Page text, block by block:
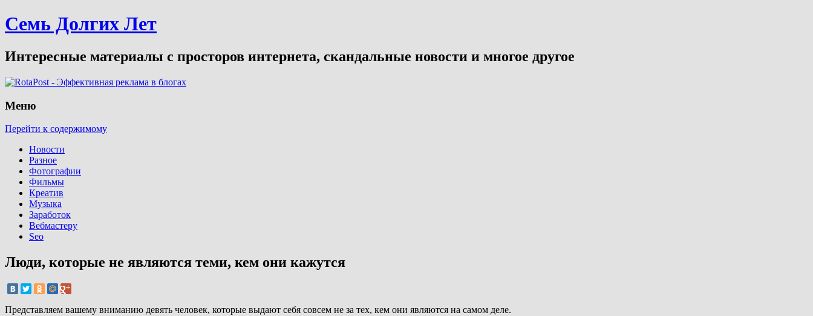
Семь Долгих Лет
Интересные материалы с просторов интернета, скандальные новости и многое другое
Меню
Перейти к содержимому
Новости
Разное
Фотографии
Фильмы
Креатив
Музыка
Заработок
Вебмастеру
Seo
Люди, которые не являются теми, кем они кажутся
Представляем вашему вниманию девять человек, которые выдают себя совсем не за тех, кем они являются на самом деле.